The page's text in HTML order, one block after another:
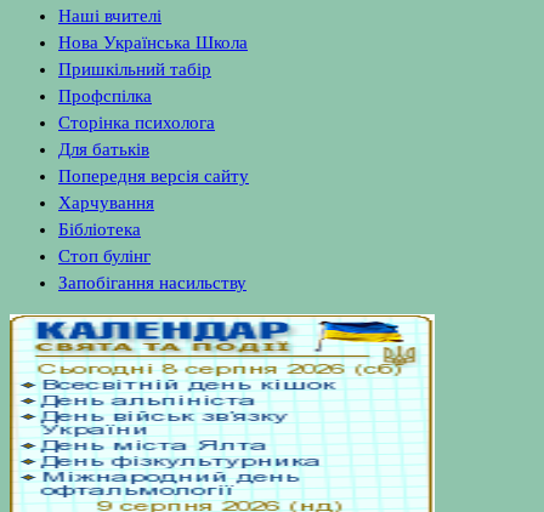
Наші вчителі
Нова Українська Школа
Пришкільний табір
Профспілка
Сторінка психолога
Для батьків
Попередня версія сайту
Харчування
Бібліотека
Стоп булінг
Запобігання насильству